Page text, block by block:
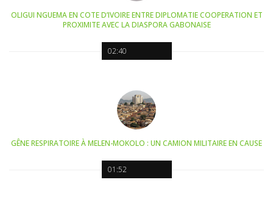
02:40
OLIGUI NGUEMA EN COTE D’IVOIRE ENTRE DIPLOMATIE COOPERATION ET
PROXIMITE AVEC LA DIASPORA GABONAISE
01:52
GÊNE RESPIRATOIRE À MELEN-MOKOLO : UN CAMION MILITAIRE EN CAUSE